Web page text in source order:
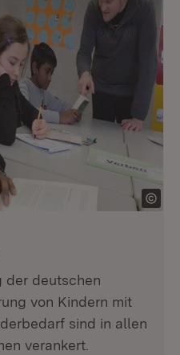
der deutschen
von Kindern mit
sind in allen
verankert.